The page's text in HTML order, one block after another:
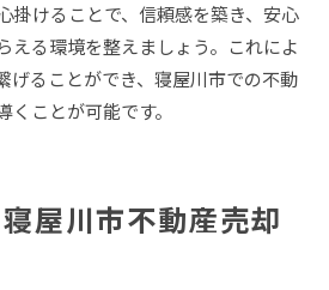
掛けることで、信頼感を築き、安心
える環境を整えましょう。これによ
げることができ、寝屋川市での不動
ことが可能です。
屋川市不動産売却